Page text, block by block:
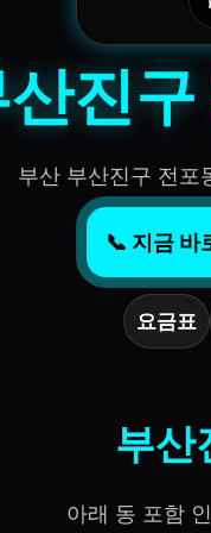
진
부산 부산진구 전포
📞 지금 바
요금표
부산
아래 동 포함